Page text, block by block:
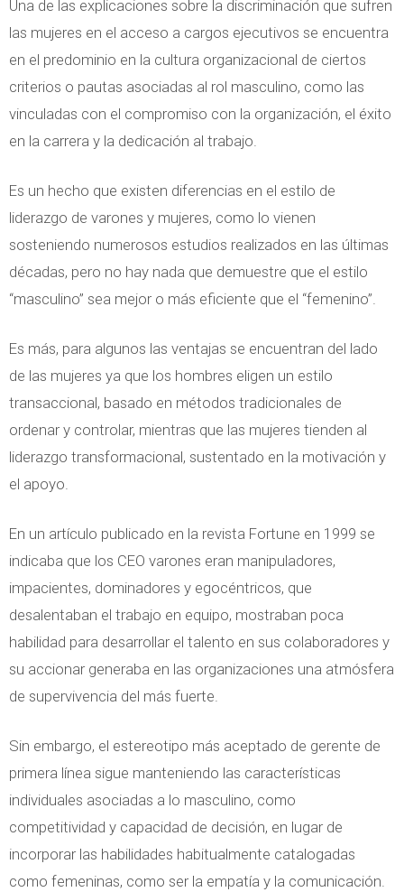
Una de las explicaciones sobre la discriminación que sufren
las mujeres en el acceso a cargos ejecutivos se encuentra
en el predominio en la cultura organizacional de ciertos
criterios o pautas asociadas al rol masculino, como las
vinculadas con el compromiso con la organización, el éxito
en la carrera y la dedicación al trabajo.
Es un hecho que existen diferencias en el estilo de
liderazgo de varones y mujeres, como lo vienen
sosteniendo numerosos estudios realizados en las últimas
décadas, pero no hay nada que demuestre que el estilo
“masculino” sea mejor o más eficiente que el “femenino”.
Es más, para algunos las ventajas se encuentran del lado
de las mujeres ya que los hombres eligen un estilo
transaccional, basado en métodos tradicionales de
ordenar y controlar, mientras que las mujeres tienden al
liderazgo transformacional, sustentado en la motivación y
el apoyo.
En un artículo publicado en la revista Fortune en 1999 se
indicaba que los CEO varones eran manipuladores,
impacientes, dominadores y egocéntricos, que
desalentaban el trabajo en equipo, mostraban poca
habilidad para desarrollar el talento en sus colaboradores y
su accionar generaba en las organizaciones una atmósfera
de supervivencia del más fuerte.
Sin embargo, el estereotipo más aceptado de gerente de
primera línea sigue manteniendo las características
individuales asociadas a lo masculino, como
competitividad y capacidad de decisión, en lugar de
incorporar las habilidades habitualmente catalogadas
como femeninas, como ser la empatía y la comunicación.